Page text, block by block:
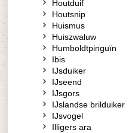
Houtduif
Houtsnip
Huismus
Huiszwaluw
Humboldtpinguïn
Ibis
IJsduiker
IJseend
IJsgors
IJslandse brilduiker
IJsvogel
Illigers ara